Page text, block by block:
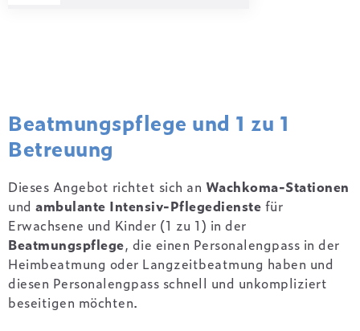
Beatmungspflege und 1 zu 1
Betreuung
Dieses Angebot richtet sich an Wachkoma-Stationen
und ambulante Intensiv-Pflegedienste für
Erwachsene und Kinder (1 zu 1) in der
Beatmungspflege, die einen Personalengpass in der
Heimbeatmung oder Langzeitbeatmung haben und
diesen Personalengpass schnell und unkompliziert
beseitigen möchten.